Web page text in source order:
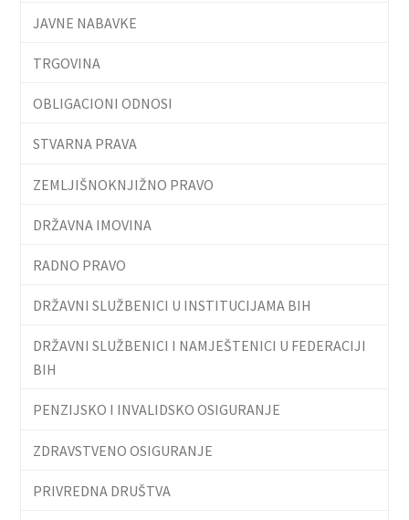
JAVNE NABAVKE
TRGOVINA
OBLIGACIONI ODNOSI
STVARNA PRAVA
ZEMLJIŠNOKNJIŽNO PRAVO
DRŽAVNA IMOVINA
RADNO PRAVO
DRŽAVNI SLUŽBENICI U INSTITUCIJAMA BIH
DRŽAVNI SLUŽBENICI I NAMJEŠTENICI U FEDERACIJI
BIH
PENZIJSKO I INVALIDSKO OSIGURANJE
ZDRAVSTVENO OSIGURANJE
PRIVREDNA DRUŠTVA